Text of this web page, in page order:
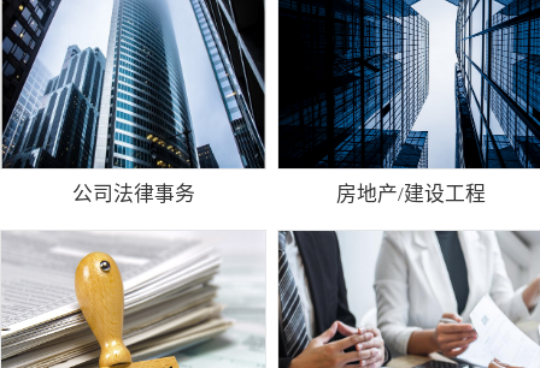
公司法律事务 房地产/建设工程